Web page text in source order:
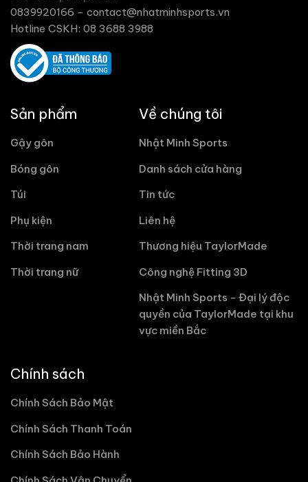
0839920166 - contact@nhatminhsports.vn
Hotline CSKH: 08 3688 3988
Sản phẩm
Gậy gôn
Bóng gôn
Túi
Phụ kiện
Thời trang nam
Thời trang nữ
Về chúng tôi
Nhật Minh Sports
Danh sách cửa hàng
Tin tức
Liên hệ
Thương hiệu TaylorMade
Công nghệ Fitting 3D
Nhật Minh Sports - Đại lý độc
quyền của TaylorMade tại khu
vực miền Bắc
Chính sách
Chính Sách Bảo Mật
Chính Sách Thanh Toán
Chính Sách Bảo Hành